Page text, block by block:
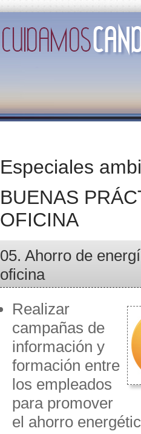
Especiales
BUENAS
OFICINA
05. Ahorro de
oficina
Realizar
campañas de
información y
formación entre
los empleados
para promover
el ahorro